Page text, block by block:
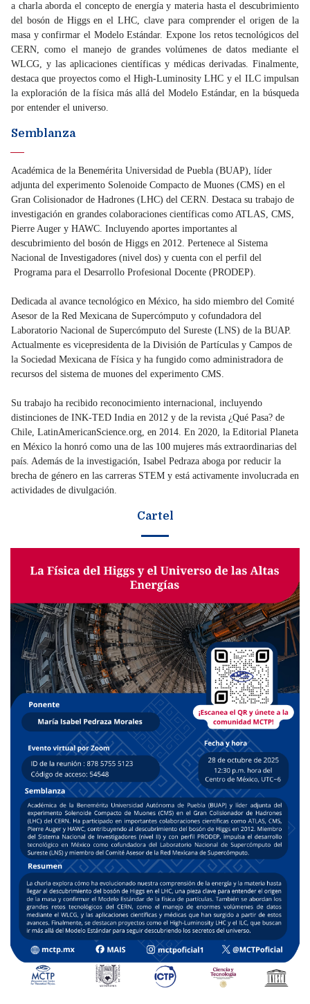
a charla aborda el concepto de energía y materia hasta el descubrimiento
del bosón de Higgs en el LHC, clave para comprender el origen de la
masa y confirmar el Modelo Estándar. Expone los retos tecnológicos del
CERN, como el manejo de grandes volúmenes de datos mediante el
WLCG, y las aplicaciones científicas y médicas derivadas. Finalmente,
destaca que proyectos como el High-Luminosity LHC y el ILC impulsan
la exploración de la física más allá del Modelo Estándar, en la búsqueda
por entender el universo.
Semblanza
Académica de la Benemérita Universidad de Puebla (BUAP), líder
adjunta del experimento Solenoide Compacto de Muones (CMS) en el
Gran Colisionador de Hadrones (LHC) del CERN. Destaca su trabajo de
investigación en grandes colaboraciones científicas como ATLAS, CMS,
Pierre Auger y HAWC. Incluyendo aportes importantes al
descubrimiento del bosón de Higgs en 2012. Pertenece al Sistema
Nacional de Investigadores (nivel dos) y cuenta con el perfil del
Programa para el Desarrollo Profesional Docente (PRODEP).
Dedicada al avance tecnológico en México, ha sido miembro del Comité
Asesor de la Red Mexicana de Supercómputo y cofundadora del
Laboratorio Nacional de Supercómputo del Sureste (LNS) de la BUAP.
Actualmente es vicepresidenta de la División de Partículas y Campos de
la Sociedad Mexicana de Física y ha fungido como administradora de
recursos del sistema de muones del experimento CMS.
Su trabajo ha recibido reconocimiento internacional, incluyendo
distinciones de INK-TED India en 2012 y de la revista ¿Qué Pasa? de
Chile, LatinAmericanScience.org, en 2014. En 2020, la Editorial Planeta
en México la honró como una de las 100 mujeres más extraordinarias del
país. Además de la investigación, Isabel Pedraza aboga por reducir la
brecha de género en las carreras STEM y está activamente involucrada en
actividades de divulgación.
Cartel